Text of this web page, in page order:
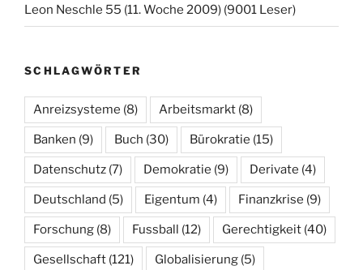
Leon Neschle 55 (11. Woche 2009) (9001 Leser)
SCHLAGWÖRTER
Anreizsysteme (8) Arbeitsmarkt (8)
Banken (9) Buch (30) Bürokratie (15)
Datenschutz (7) Demokratie (9) Derivate (4)
Deutschland (5) Eigentum (4) Finanzkrise (9)
Forschung (8) Fussball (12) Gerechtigkeit (40)
Gesellschaft (121) Globalisierung (5)